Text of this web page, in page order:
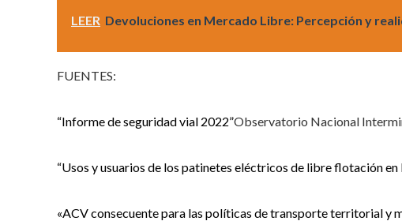
LEER Devoluciones en Mercado Libre: Percepción y
FUENTES:
“Informe de seguridad vial 2022”Observatorio Nacional
“Usos y usuarios de los patinetes eléctricos de libre flotación en
«ACV consecuente para las políticas de transporte territorial y